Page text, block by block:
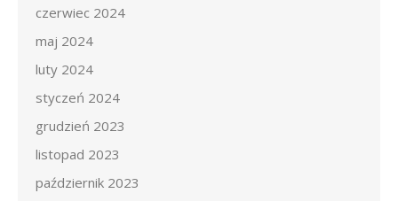
czerwiec 2024
maj 2024
luty 2024
styczeń 2024
grudzień 2023
listopad 2023
październik 2023